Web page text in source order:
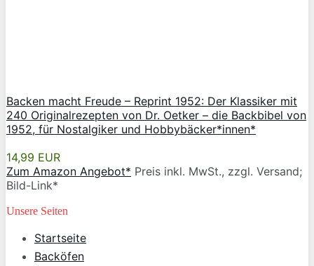
Backen macht Freude – Reprint 1952: Der Klassiker mit
240 Originalrezepten von Dr. Oetker – die Backbibel von
1952, für Nostalgiker und Hobbybäcker*innen*
14,99 EUR
Zum Amazon Angebot* Preis inkl. MwSt., zzgl. Versand;
Bild-Link*
Unsere Seiten
Startseite
Backöfen